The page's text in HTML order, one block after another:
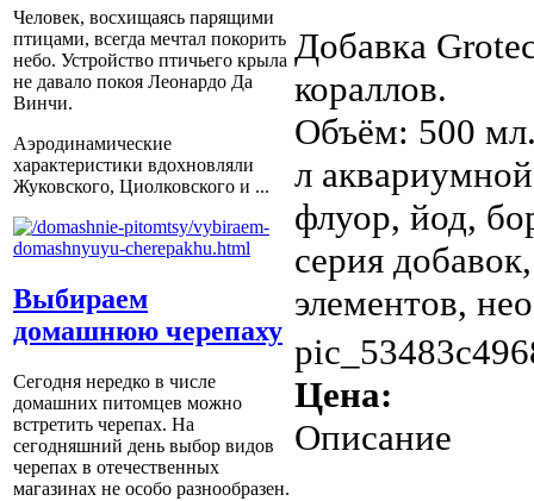
Человек, восхищаясь парящими
птицами, всегда мечтал покорить
небо. Устройство птичьего крыла
не давало покоя Леонардо Да
Винчи.
Аэродинамические
характеристики вдохновляли
Жуковского, Циолковского и ...
Выбираем
домашнюю черепаху
Сегодня нередко в числе
домашних питомцев можно
встретить черепах. На
сегодняшний день выбор видов
черепах в отечественных
магазинах не особо разнообразен.
Добавка
кораллов.
Объём: 500
л
флуор, йод,
серия
элементов,
Цена:
Описание